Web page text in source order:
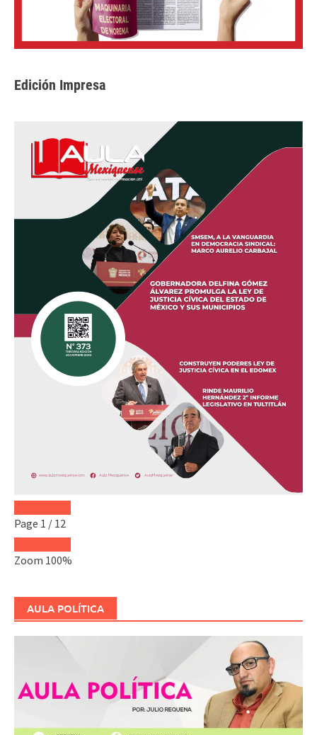
Edición Impresa
Page 1 / 12
Zoom 100%
AULA POLÍTICA